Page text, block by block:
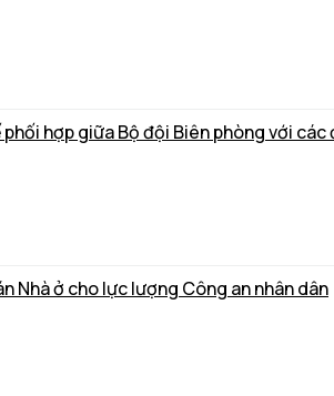
hợp giữa Bộ đội Biên phòng với các
Nhà ở cho lực lượng Công an nhân dân